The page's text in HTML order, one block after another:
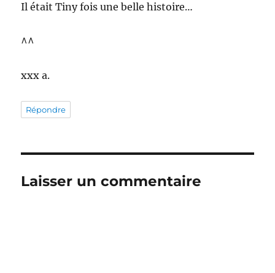
Il était Tiny fois une belle histoire…
^^
xxx a.
Répondre
Laisser un commentaire